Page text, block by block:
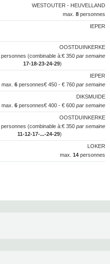
WESTOUTER - HEUVELLAND
max. 8 personnes
IEPER
OOSTDUINKERKE
€ 350 par semaine
personnes (combinable à:
17‑18‑23‑24‑29)
IEPER
€ 450 - € 760 par semaine
max. 6 personnes
DIKSMUIDE
€ 400 - € 600 par semaine
max. 6 personnes
OOSTDUINKERKE
€ 350 par semaine
personnes (combinable à:
11‑12‑17‑...‑24‑29)
LOKER
max. 14 personnes